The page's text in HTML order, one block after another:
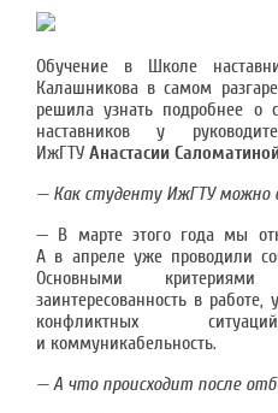
Обучение в Школе
Калашникова в самом
решила узнать подробнее о
наставников у
ИжГТУ Анастасии
— Как студенту ИжГТУ можно
— В марте этого года мы
А в апреле уже проводили
Основными
заинтересованность в
конфликтных
и коммуникабельность.
— А что происходит после